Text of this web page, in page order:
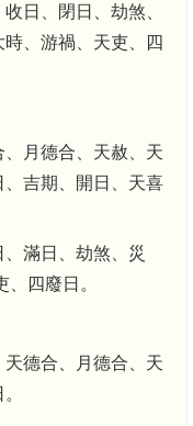
日、閉日、劫煞、
、游禍、天吏、四
月德合、天赦、天
吉期、開日、天喜
滿日、劫煞、災
四廢日。
德合、月德合、天